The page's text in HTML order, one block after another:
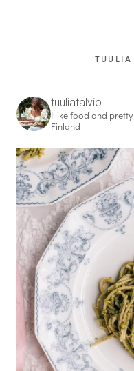
tuuliatalvio
I like food and
Finland